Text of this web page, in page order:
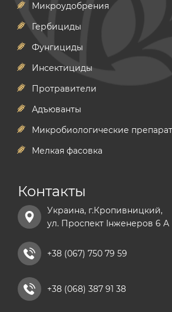
Микроудобрения
Гербициды
Фунгициды
Инсектициды
Протравители
Адъюванты
Микробиологические
Мелкая фасовка
Контакты
Украина, г.Кропивницкий,
ул. Проспект Інженеров 6 А
+38 (067) 750 79 59
+38 (068) 387 91 38